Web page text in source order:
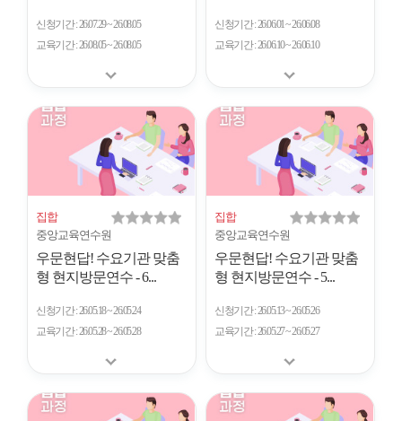
신청기간 26.07.29 ~ 26.08.05
교육기간 26.08.05 ~ 26.08.05
신청기간 26.06.01 ~ 26.06.08
교육기간 26.06.10 ~ 26.06.10
집합
중앙교육연수원
우문현답! 수요기관 맞춤
형 현지방문연수 - 6...
신청기간 26.05.18 ~ 26.05.24
교육기간 26.05.28 ~ 26.05.28
집합
중앙교육연수원
우문현답! 수요기관 맞춤
형 현지방문연수 - 5...
신청기간 26.05.13 ~ 26.05.26
교육기간 26.05.27 ~ 26.05.27